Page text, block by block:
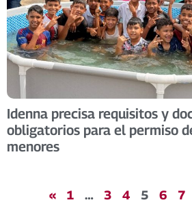
Idenna precisa requisitos y
obligatorios para el permiso
menores
« 1 … 3 4 5 6 7